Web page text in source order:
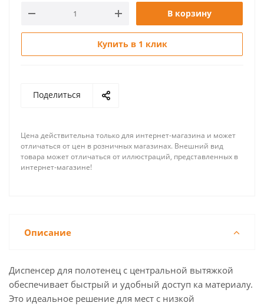
В корзину
Купить в 1 клик
Поделиться
Цена действительна только для интернет-магазина и может
отличаться от цен в розничных магазинах. Внешний вид
товара может отличаться от иллюстраций, представленных в
интернет-магазине!
Описание
Диспенсер для полотенец с центральной вытяжкой
обеспечивает быстрый и удобный доступ ка материалу.
Это идеальное решение для мест с низкой